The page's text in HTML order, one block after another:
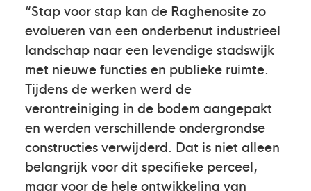
“Stap voor stap kan de Raghenosite zo
evolueren van een onderbenut industrieel
landschap naar een levendige stadswijk
met nieuwe functies en publieke ruimte.
Tijdens de werken werd de
verontreiniging in de bodem aangepakt
en werden verschillende ondergrondse
constructies verwijderd. Dat is niet alleen
belangrijk voor dit specifieke perceel,
maar voor de hele ontwikkeling van